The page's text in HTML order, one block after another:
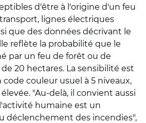
d'être à l'origine d'un feu
lignes électriques
que des données décrivant le
reflète la probabilité que le
par un feu de forêt ou de
20 hectares. La sensibilité est
couleur usuel à 5 niveaux,
"Au-delà, il convient aussi
humaine est un
déclenchement des incendies",